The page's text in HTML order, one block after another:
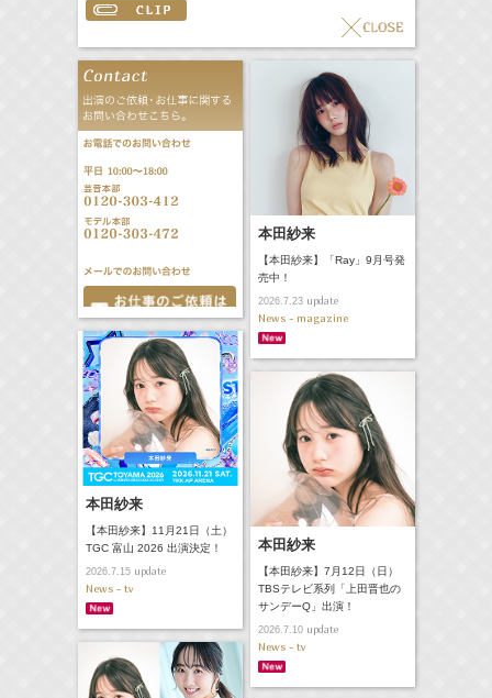
本田紗来
【本田紗来】「Ray」9月号発
売中！
2026.7.23update
News - magazine
本田紗来
【本田紗来】11月21日（土）
TGC 富山 2026 出演決定！
2026.7.15update
News - tv
本田紗来
【本田紗来】7月12日（日）
TBSテレビ系列「上田晋也の
サンデーQ」出演！
2026.7.10update
News - tv